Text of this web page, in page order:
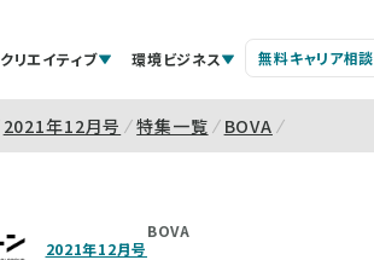
クリエイティブ 環境ビジネス 無料キャリア相談
2021年12月号 特集一覧 BOVA
2021年12月号
BOVA